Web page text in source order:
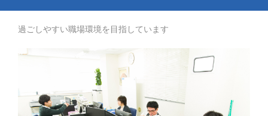
過ごしやすい職場環境を目指しています